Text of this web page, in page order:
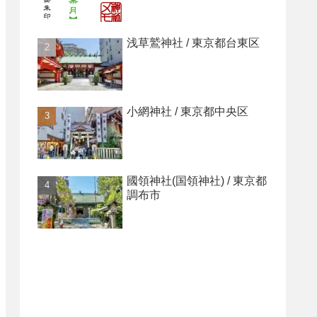
浅草鷲神社 / 東京都台東区
小網神社 / 東京都中央区
國領神社(国領神社) / 東京都
調布市